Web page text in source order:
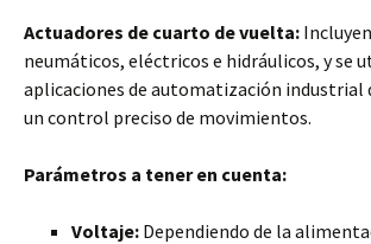
Actuadores de cuarto de vuelta:
neumáticos, eléctricos e hidráulicos, y se
aplicaciones de automatización industrial
un control preciso de movimientos.
Parámetros a tener en cuenta:
Voltaje: Dependiendo de la